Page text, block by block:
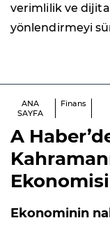
verimlilik ve
yönlendirmeyi
ANA
SAYFA
Finans
A
Ekonominin